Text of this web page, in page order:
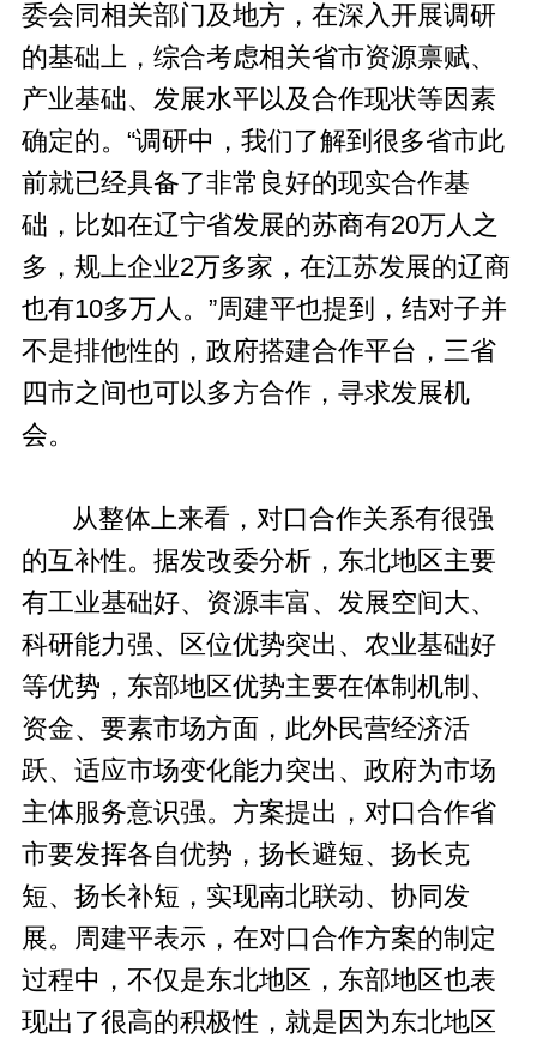
委会同相关部门及地方，在深入开展调研
的基础上，综合考虑相关省市资源禀赋、
产业基础、发展水平以及合作现状等因素
确定的。“调研中，我们了解到很多省市此
前就已经具备了非常良好的现实合作基
础，比如在辽宁省发展的苏商有20万人之
多，规上企业2万多家，在江苏发展的辽商
也有10多万人。”周建平也提到，结对子并
不是排他性的，政府搭建合作平台，三省
四市之间也可以多方合作，寻求发展机
会。
从整体上来看，对口合作关系有很强
的互补性。据发改委分析，东北地区主要
有工业基础好、资源丰富、发展空间大、
科研能力强、区位优势突出、农业基础好
等优势，东部地区优势主要在体制机制、
资金、要素市场方面，此外民营经济活
跃、适应市场变化能力突出、政府为市场
主体服务意识强。方案提出，对口合作省
市要发挥各自优势，扬长避短、扬长克
短、扬长补短，实现南北联动、协同发
展。周建平表示，在对口合作方案的制定
过程中，不仅是东北地区，东部地区也表
现出了很高的积极性，就是因为东北地区